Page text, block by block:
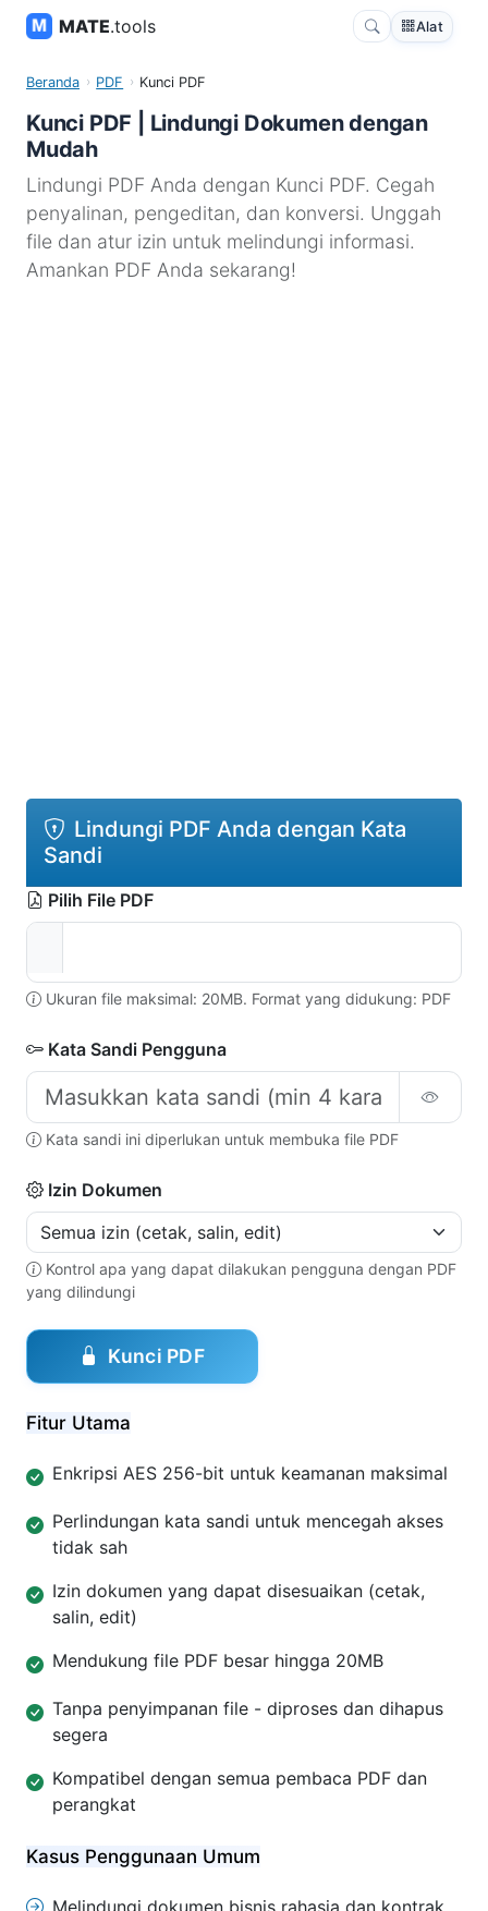
MATE.tools Alat
Beranda PDF Kunci PDF
Kunci PDF | Lindungi Dokumen dengan
Mudah
Lindungi PDF Anda dengan Kunci PDF. Cegah
penyalinan, pengeditan, dan konversi. Unggah
file dan atur izin untuk melindungi informasi.
Amankan PDF Anda sekarang!
Lindungi PDF Anda dengan Kata
Sandi
Pilih File PDF
Ukuran file maksimal: 20MB. Format yang didukung: PDF
Kata Sandi Pengguna
Kata sandi ini diperlukan untuk membuka file PDF
Izin Dokumen
Kontrol apa yang dapat dilakukan pengguna dengan PDF
yang dilindungi
Kunci PDF
Fitur Utama
Enkripsi AES 256-bit untuk keamanan maksimal
Perlindungan kata sandi untuk mencegah akses
tidak sah
Izin dokumen yang dapat disesuaikan (cetak,
salin, edit)
Mendukung file PDF besar hingga 20MB
Tanpa penyimpanan file - diproses dan dihapus
segera
Kompatibel dengan semua pembaca PDF dan
perangkat
Kasus Penggunaan Umum